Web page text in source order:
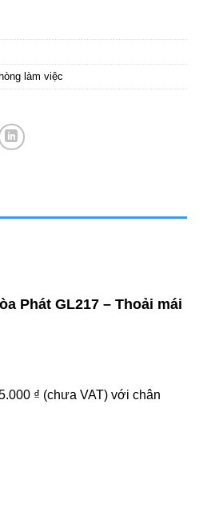
làm việc
Phát GL217 – Thoải mái
₫ (chưa VAT) với chân